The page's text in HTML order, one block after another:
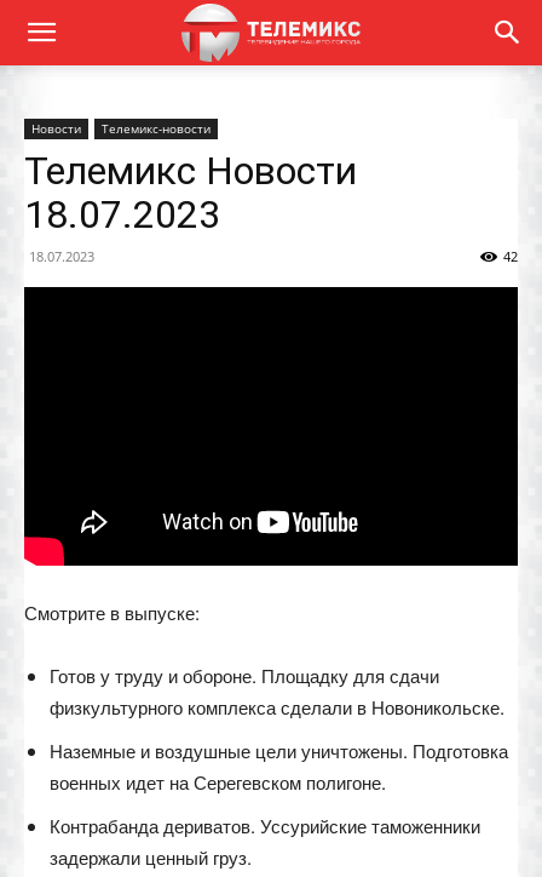
Новости Телемикс-новости
Телемикс Новости
18.07.2023
18.07.2023 42
Смотрите в выпуске:
Готов у труду и обороне. Площадку для сдачи
физкультурного комплекса сделали в Новоникольске.
Наземные и воздушные цели уничтожены. Подготовка
военных идет на Серегевском полигоне.
Контрабанда дериватов. Уссурийские таможенники
задержали ценный груз.